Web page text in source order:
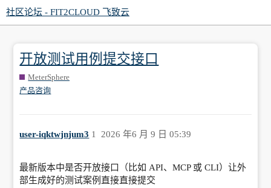
社区论坛 - FIT2CLOUD 飞致云
开放测试用例提交接口
MeterSphere
产品咨询
user-iqktwjnjum3 2026 年6 月 9 日 05:39
1
最新版本中是否开放接口（比如 API、MCP 或 CLI）让外
部生成好的测试案例直接直接提交